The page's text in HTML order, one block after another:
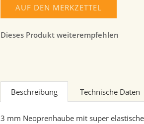
AUF DEN MERKZETTEL
Dieses Produkt weiterempfehlen
Beschreibung Technische Daten
3 mm Neoprenhaube mit super